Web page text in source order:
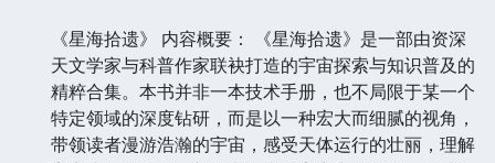
《星海拾遗》 内容概要： 《星海拾遗》是一部由资深
天文学家与科普作家联袂打造的宇宙探索与知识普及的
精粹合集。本书并非一本技术手册，也不局限于某一个
特定领域的深度钻研，而是以一种宏大而细腻的视角，
带领读者漫游浩瀚的宇宙，感受天体运行的壮丽，理解